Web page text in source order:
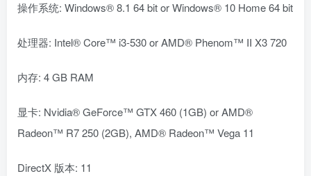
操作系统: Windows® 8.1 64 bit or Windows® 10 Home 64 bit
处理器: Intel® Core™ i3-530 or AMD® Phenom™ II X3 720
内存: 4 GB RAM
显卡: Nvidia® GeForce™ GTX 460 (1GB) or AMD®
Radeon™ R7 250 (2GB), AMD® Radeon™ Vega 11
DirectX 版本: 11